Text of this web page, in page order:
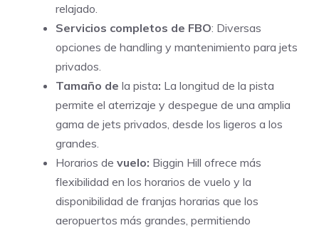
relajado.
Servicios completos de FBO: Diversas
opciones de handling y mantenimiento para jets
privados.
Tamaño de la pista: La longitud de la pista
permite el aterrizaje y despegue de una amplia
gama de jets privados, desde los ligeros a los
grandes.
Horarios de vuelo: Biggin Hill ofrece más
flexibilidad en los horarios de vuelo y la
disponibilidad de franjas horarias que los
aeropuertos más grandes, permitiendo